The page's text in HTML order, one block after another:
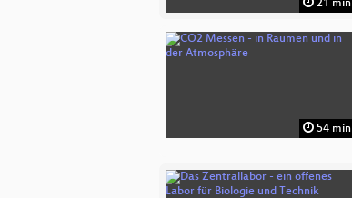
21 min
54 min